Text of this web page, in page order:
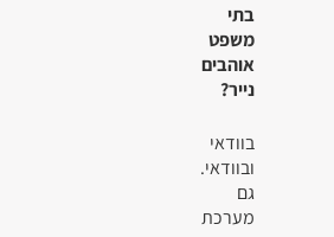
בתי
משפט
אוהבים
נייר?
בוודאי
ובוודאי.
גם
מערכת